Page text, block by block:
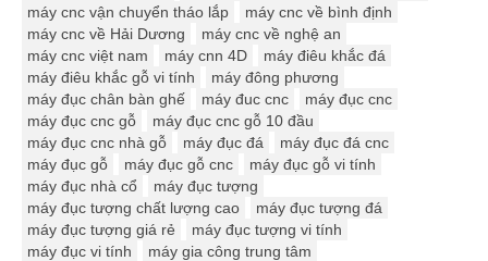
máy cnc vận chuyển tháo lắp
máy cnc về bình định
máy cnc về Hải Dương
máy cnc về nghệ an
máy cnc việt nam
máy cnn 4D
máy điêu khắc đá
máy điêu khắc gỗ vi tính
máy đông phương
máy đục chân bàn ghế
máy đuc cnc
máy đục cnc
máy đục cnc gỗ
máy đục cnc gỗ 10 đầu
máy đục cnc nhà gỗ
máy đục đá
máy đục đá cnc
máy đục gỗ
máy đục gỗ cnc
máy đục gỗ vi tính
máy đục nhà cổ
máy đục tượng
máy đục tượng chất lượng cao
máy đục tượng đá
máy đục tượng giá rẻ
máy đục tượng vi tính
máy đục vi tính
máy gia công trung tâm